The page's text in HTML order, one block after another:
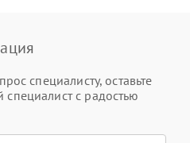
специалисту, оставьте
с радостью